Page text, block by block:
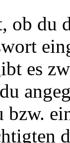
ob du
es
bzw.